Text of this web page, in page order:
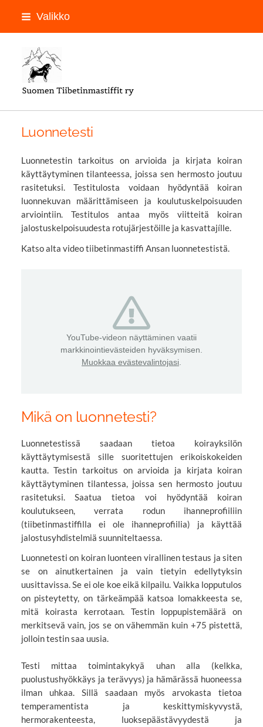
Siirry
Valikko
Luonnetesti
Luonnetestin tarkoitus on arvioida ja kirjata koiran
käyttäytyminen tilanteessa, joissa sen hermosto joutuu
rasitetuksi. Testitulosta voidaan hyödyntää koiran
luonnekuvan määrittämiseen ja koulutuskelpoisuuden
arviointiin. Testitulos antaa myös viitteitä koiran
jalostuskelpoisuudesta rotujärjestöille ja kasvattajílle.
Katso alta video tiibetinmastiffi Ansan luonnetestistä.
YouTube-videon näyttäminen vaatii
markkinointievästeiden hyväksymisen.
Muokkaa evästevalintojasi.
Mikä on luonnetesti?
Luonnetestissä saadaan tietoa koirayksilön
käyttäytymisestä sille suoritettujen erikoiskokeiden
kautta. Testin tarkoitus on arvioida ja kirjata koiran
käyttäytyminen tilantessa, joissa sen hermosto joutuu
rasitetuksi. Saatua tietoa voi hyödyntää koiran
koulutukseen, verrata rodun ihanneprofiiliin
(tiibetinmastiffilla ei ole ihanneprofiilia) ja käyttää
jalostusyhdistelmiä suunniteltaessa.
Luonnetesti on koiran luonteen virallinen testaus ja siten
se on ainutkertainen ja vain tietyin edellytyksin
uusittavissa. Se ei ole koe eikä kilpailu. Vaikka lopputulos
on pisteytetty, on tärkeämpää katsoa lomakkeesta se,
mitä koirasta kerrotaan. Testin loppupistemäärä on
merkitsevä vain, jos se on vähemmän kuin +75 pistettä,
jolloin testin saa uusia.
Testi mittaa toimintakykyä uhan alla (kelkka,
puolustushyökkäys ja terävyys) ja hämärässä huoneessa
ilman uhkaa. Sillä saadaan myös arvokasta tietoa
temperamentista ja keskittymiskyvystä,
hermorakenteesta, luoksepäästävyydestä ja